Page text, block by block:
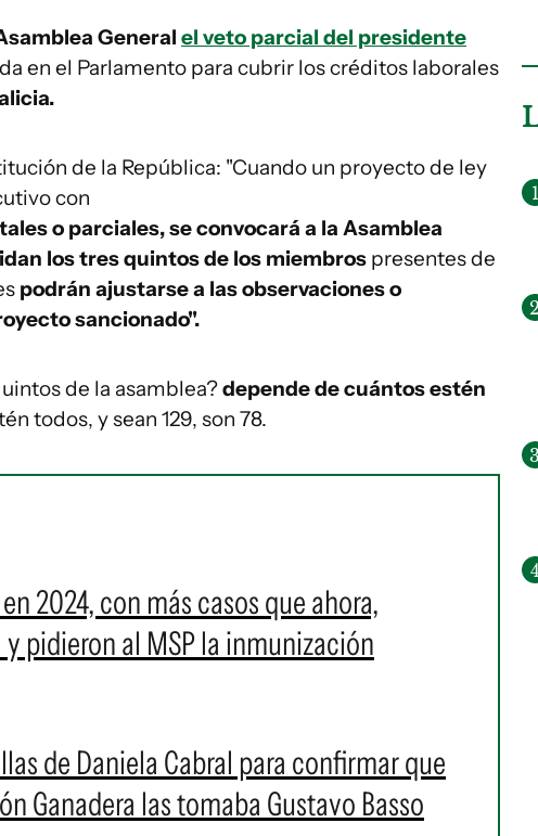
General el veto parcial del presidente
en el Parlamento para cubrir los créditos laborales
de la República: "Cuando un proyecto de ley
con
o parciales, se convocará a la Asamblea
los tres quintos de los miembros presentes de
podrán ajustarse a las observaciones o
sancionado".
de la asamblea?depende de cuántos estén
todos, y sean 129, son 78.
2024, con más casos que ahora,
pidieron al MSP la inmunización
de Daniela Cabral para confirmar que
Ganadera las tomaba Gustavo Basso